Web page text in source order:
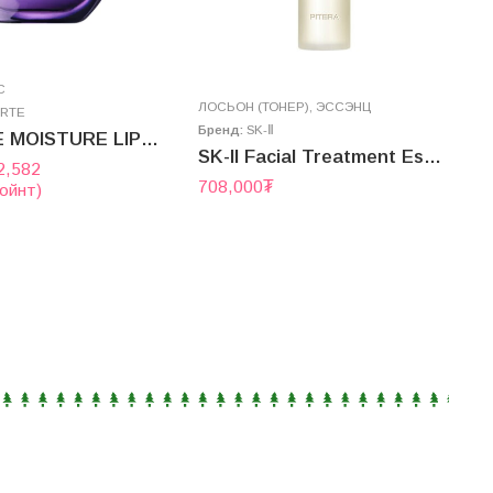
DECORTE MOISTURE LIPOSOME EYE CREAM
ЛОСЬОН (ТОНЕР)
ЭССЭНЦ
Бренд: SK-Ⅱ
SK-II Facial Treatment Essence
708,000₮